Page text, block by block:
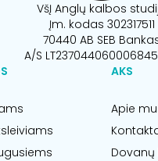
VšĮ Anglų kalbos
Įm. kodas 302317511
70440 AB SEB
A/S
AKS
Apie